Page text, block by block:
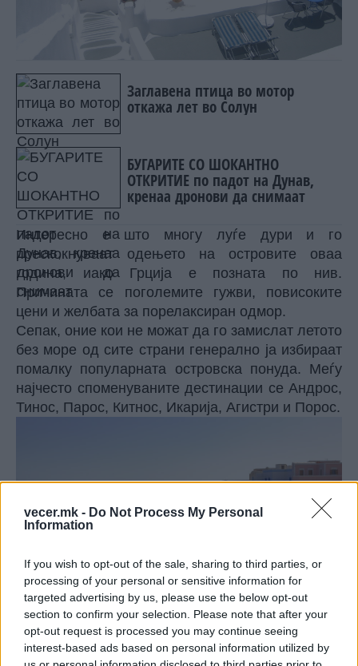
vecer.mk - Do Not Process My Personal
Information
If you wish to opt-out of the sale, sharing to third parties, or
processing of your personal or sensitive information for
targeted advertising by us, please use the below opt-out
section to confirm your selection. Please note that after your
opt-out request is processed you may continue seeing
interest-based ads based on personal information utilized by
Заглавена птица во мотор
откажа лет во Солун
БУГАРИТЕ СО ШОКАНТНО
ОТКРИТИЕ по падот на Дунав,
кренаа дронови да снимаат
Интересно е што многу луѓе дури и го
прескокнуваат одењето на островите оваа
година, иако Грција е позната по нив.
Причината се поголемите гужви, повисоките
цени и желбата за порелаксиран одмор.
Сепак, оние кои не можат да го замислат летото
без море од сите страни генерално ја избираат
помалку популарната островска понуда. Меѓу
најчесто споменуваните дестинации се Андрос,
Тинос, Парос, Китнос, Икарија, Агистри и Порос.
Кога станува збор за северниот дел од земјата,
кој е особено интересен за туристите од Србија